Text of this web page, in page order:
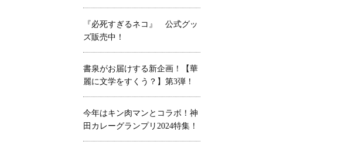
『必死すぎるネコ』 公式グッ
ズ販売中！
書泉がお届けする新企画！【華
麗に文学をすくう？】第3弾！
今年はキン肉マンとコラボ！神
田カレーグランプリ2024特集！